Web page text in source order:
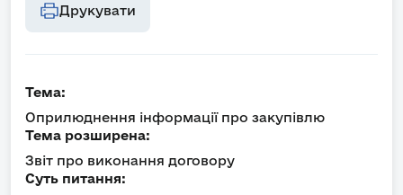
Друкувати
Тема:
Оприлюднення інформації про закупівлю
Тема розширена:
Звіт про виконання договору
Суть питання: